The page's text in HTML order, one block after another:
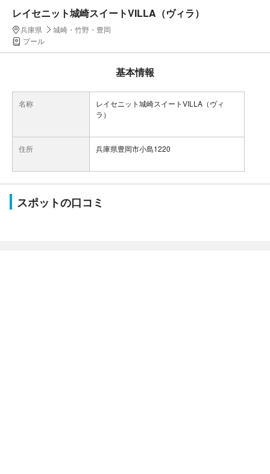
レイセニット城崎スイートVILLA（ヴィラ）
兵庫県
城崎・竹野・豊岡
プール
基本情報
名称
レイセニット城崎スイートVILLA（ヴィ
ラ）
住所 兵庫県豊岡市小島1220
スポットの口コミ